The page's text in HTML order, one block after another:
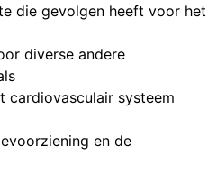
die gevolgen heeft voor het
diverse andere
cardiovasculair systeem
en de